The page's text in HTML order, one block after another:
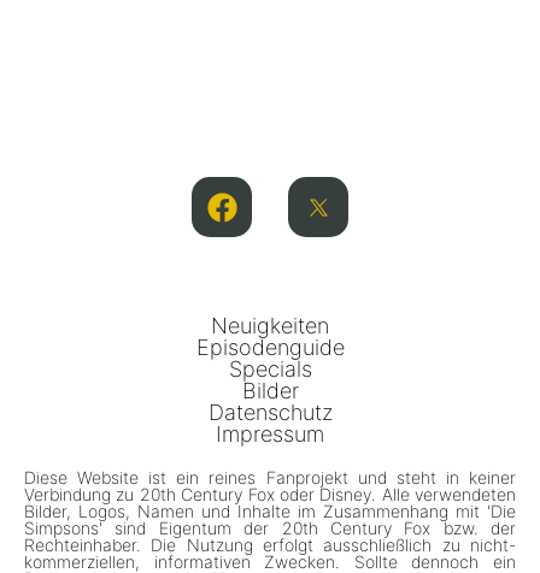
Neuigkeiten
Episodenguide
Specials
Bilder
Datenschutz
Impressum
Diese Website ist ein reines Fanprojekt und steht in keiner
Verbindung zu 20th Century Fox oder Disney. Alle verwendeten
Bilder, Logos, Namen und Inhalte im Zusammenhang mit 'Die
Simpsons' sind Eigentum der 20th Century Fox bzw. der
Rechteinhaber. Die Nutzung erfolgt ausschließlich zu nicht-
kommerziellen, informativen Zwecken. Sollte dennoch ein